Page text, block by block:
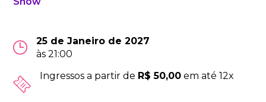
25 de Janeiro de 2027
às 21:00
Ingressos a partir de R$ 50,00 em até 12x